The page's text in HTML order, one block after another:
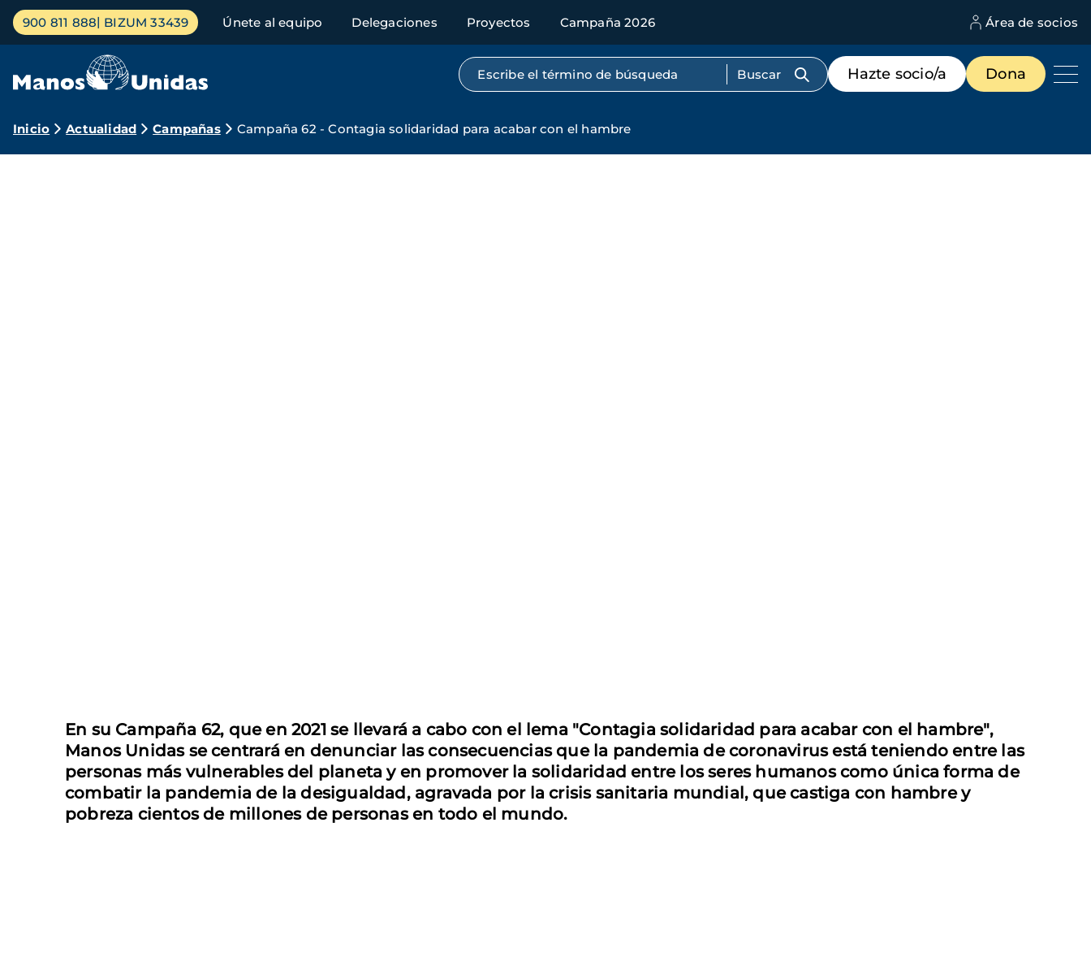
Pasar
contenido
Menú
principal
900 811 888 BIZUM 33439 Únete al equipo Delegaciones Proyectos Campaña 2026 Área de socios
Búsqueda por texto completo
Menú
de
destacados
Hazte socio/a Dona
Ruta
Inicio Actualidad Campañas Campaña 62 - Contagia solidaridad para acabar con el hambre
En su Campaña 62, que en 2021 se llevará a cabo con el lema "Contagia solidaridad para acabar con el hambre",
Manos Unidas se centrará en denunciar las consecuencias que la pandemia de coronavirus está teniendo entre las
personas más vulnerables del planeta y en promover la solidaridad entre los seres humanos como única forma de
combatir la pandemia de la desigualdad, agravada por la crisis sanitaria mundial, que castiga con hambre y
pobreza cientos de millones de personas en todo el mundo.